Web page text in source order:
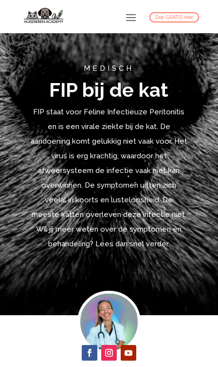
Doe GRATIS mee
MEDISCH
FIP bij de kat
FIP staat voor Feline Infectieuze Peritonitis
en is een virale ziekte bij de kat. De
aandoening komt gelukkig niet vaak voor. Het
virus is erg krachtig, waardoor het
afweersysteem de infectie vaak niet kan
overwinnen. De symptomen uitten zich
veelal in koorts en lusteloosheid. De
meeste katten overleven deze infectie niet.
Wil jij meer weten over de symptomen en
behandeling? Lees dan snel verder.